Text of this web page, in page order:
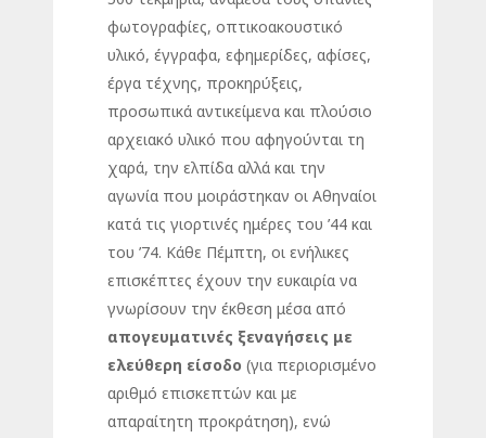
φωτογραφίες, οπτικοακουστικό
υλικό, έγγραφα, εφημερίδες, αφίσες,
έργα τέχνης, προκηρύξεις,
προσωπικά αντικείμενα και πλούσιο
αρχειακό υλικό που αφηγούνται τη
χαρά, την ελπίδα αλλά και την
αγωνία που μοιράστηκαν οι Αθηναίοι
κατά τις γιορτινές ημέρες του ’44 και
του ’74. Κάθε Πέμπτη, οι ενήλικες
επισκέπτες έχουν την ευκαιρία να
γνωρίσουν την έκθεση μέσα από
απογευματινές ξεναγήσεις με
ελεύθερη είσοδο (για περιορισμένο
αριθμό επισκεπτών και με
απαραίτητη προκράτηση), ενώ